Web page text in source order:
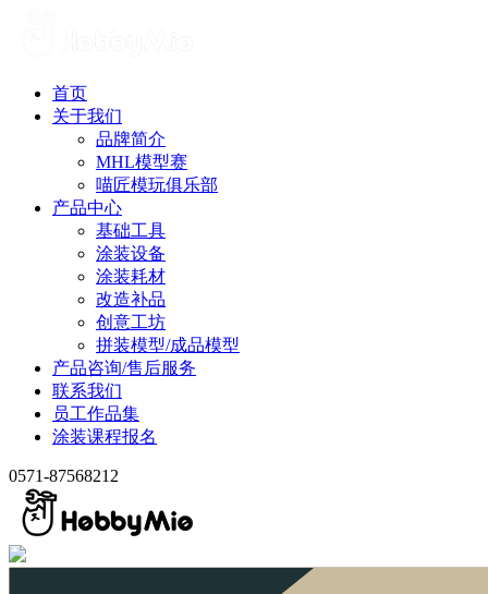
首页
关于我们
品牌简介
MHL模型赛
喵匠模玩俱乐部
产品中心
基础工具
涂装设备
涂装耗材
改造补品
创意工坊
拼装模型/成品模型
产品咨询/售后服务
联系我们
员工作品集
涂装课程报名
0571-87568212